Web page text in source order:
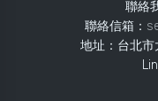
聯絡
聯絡信箱：
地址：台北市